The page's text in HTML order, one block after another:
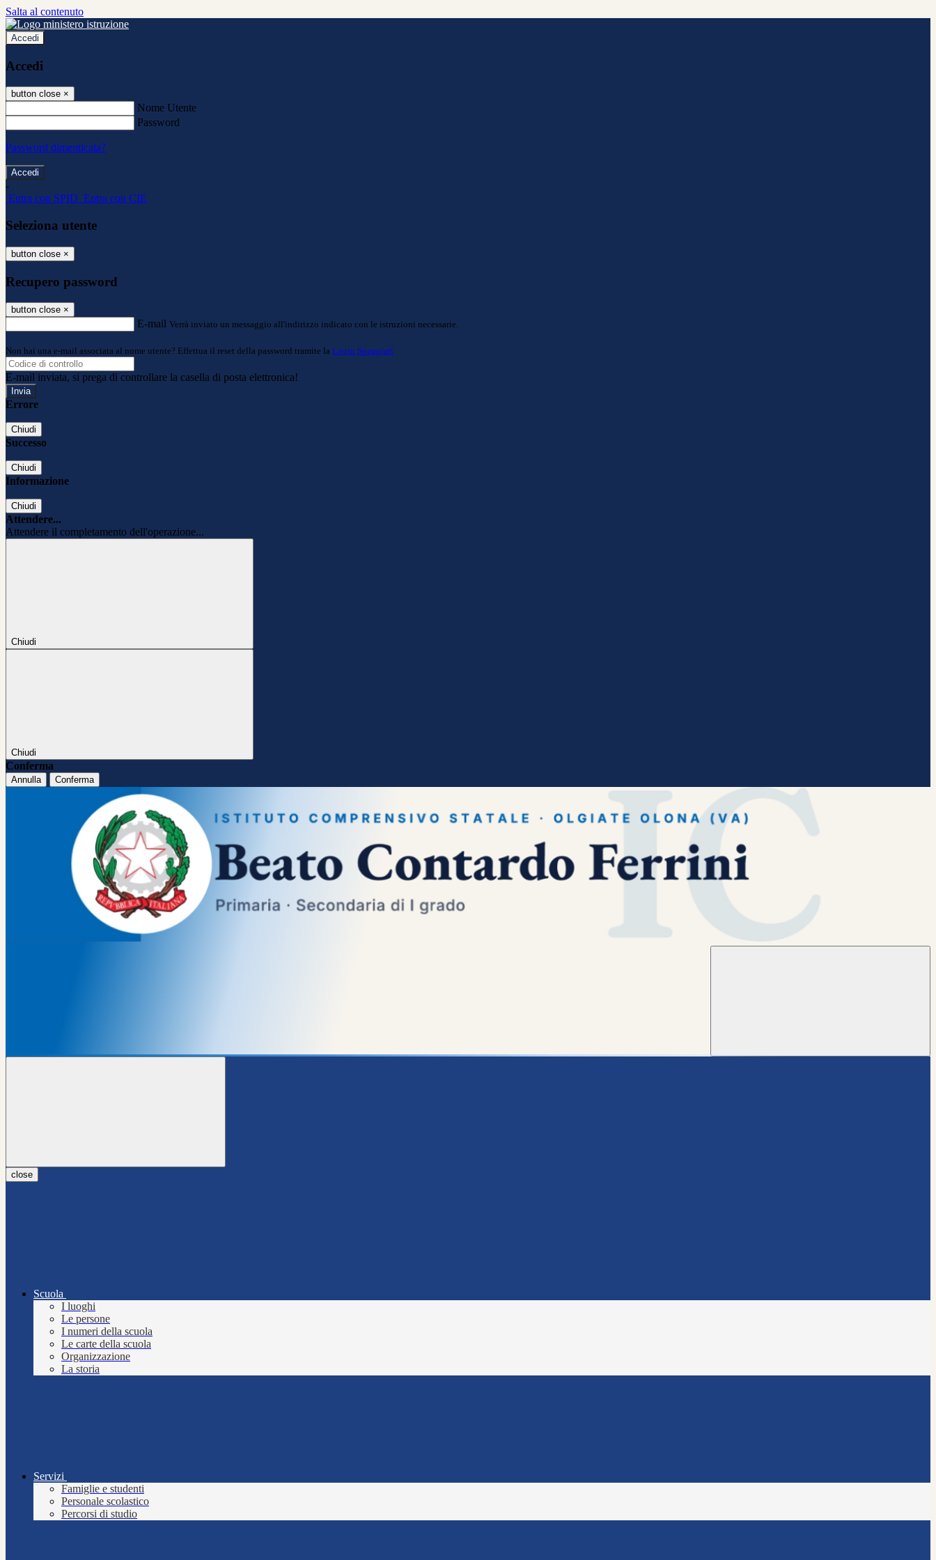
Salta al contenuto
Accedi
Accedi
button close ×
Nome Utente
Password
Password dimenticata?
-
Entra con SPID Entra con CIE
Seleziona utente
button close ×
Recupero password
button close ×
E-mail Verrà inviato un messaggio all'indirizzo indicato con le istruzioni necessarie.
Non hai una e-mail associata al nome utente? Effettua il reset della password tramite la Login Spaggiari
E-mail inviata, si prega di controllare la casella di posta elettronica!
Errore
Chiudi
Successo
Chiudi
Informazione
Chiudi
Attendere...
Attendere il completamento dell'operazione...
Chiudi
Chiudi
Conferma
Annulla Conferma
close
Scuola
I luoghi
Le persone
I numeri della scuola
Le carte della scuola
Organizzazione
La storia
Servizi
Famiglie e studenti
Personale scolastico
Percorsi di studio